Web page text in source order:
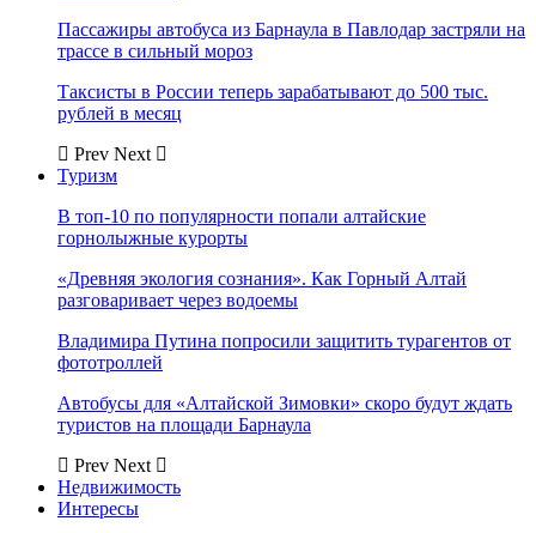
Пассажиры автобуса из Барнаула в Павлодар застряли на
трассе в сильный мороз
Таксисты в России теперь зарабатывают до 500 тыс.
рублей в месяц
Prev Next
Туризм
В топ-10 по популярности попали алтайские
горнолыжные курорты
«Древняя экология сознания». Как Горный Алтай
разговаривает через водоемы
Владимира Путина попросили защитить турагентов от
фототроллей
Автобусы для «Алтайской Зимовки» скоро будут ждать
туристов на площади Барнаула
Prev Next
Недвижимость
Интересы